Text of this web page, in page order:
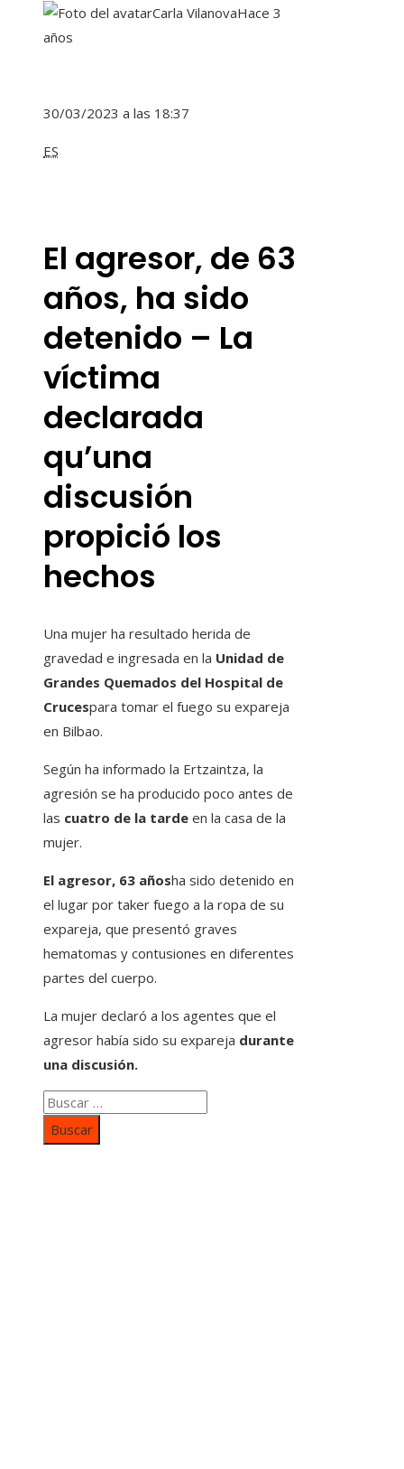
Carla VilanovaHace 3
años
30/03/2023 a las 18:37
ES
El agresor, de 63
años, ha sido
detenido – La
víctima
declarada
qu’una
discusión
propició los
hechos
Una mujer ha resultado herida de
gravedad e ingresada en la Unidad de
Grandes Quemados del Hospital de
Crucespara tomar el fuego su expareja
en Bilbao.
Según ha informado la Ertzaintza, la
agresión se ha producido poco antes de
las cuatro de la tarde en la casa de la
mujer.
El agresor, 63 añosha sido detenido en
el lugar por taker fuego a la ropa de su
expareja, que presentó graves
hematomas y contusiones en diferentes
partes del cuerpo.
La mujer declaró a los agentes que el
agresor había sido su expareja durante
una discusión.
Buscar: